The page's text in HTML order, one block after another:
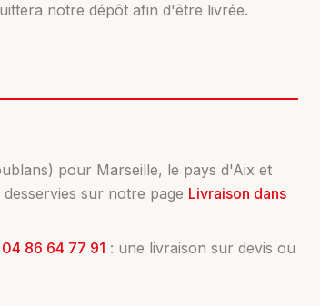
notre dépôt afin d'être livrée.
pour Marseille, le pays d'Aix et
sur notre page Livraison dans
04 86 64 77 91 : une livraison sur devis ou